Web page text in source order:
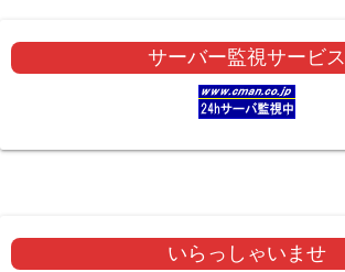
サーバー監視サービス
いらっしゃいませ